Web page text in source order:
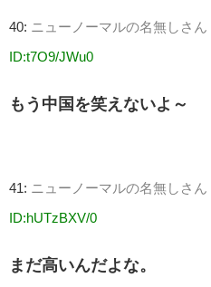
40: ニューノーマルの名無しさん
ID:t7O9/JWu0
もう中国を笑えないよ～
41: ニューノーマルの名無しさん
ID:hUTzBXV/0
まだ高いんだよな。